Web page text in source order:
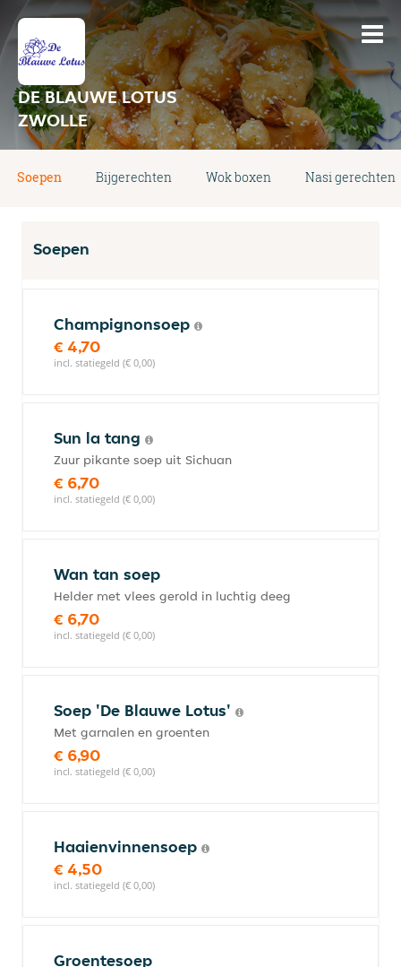
DE BLAUWE LOTUS
ZWOLLE
Soepen Bijgerechten Wok boxen Nasi gerechten
Soepen
Champignonsoep
€ 4,70
incl. statiegeld (€ 0,00)
Sun la tang
Zuur pikante soep uit Sichuan
€ 6,70
incl. statiegeld (€ 0,00)
Wan tan soep
Helder met vlees gerold in luchtig deeg
€ 6,70
incl. statiegeld (€ 0,00)
Soep 'De Blauwe Lotus'
Met garnalen en groenten
€ 6,90
incl. statiegeld (€ 0,00)
Haaienvinnensoep
€ 4,50
incl. statiegeld (€ 0,00)
Groentesoep